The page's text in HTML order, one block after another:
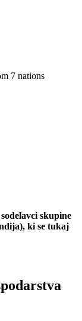
7 nations
skupine
ki se tukaj